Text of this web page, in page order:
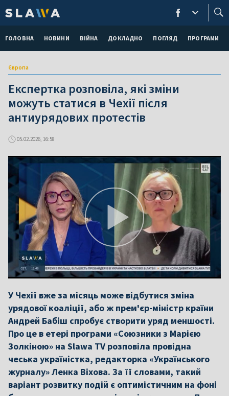
ГОЛОВНА НОВИНИ ВІЙНА ДОКЛАДНО ПОГЛЯД ПРОГРАМИ
Європа
Експертка розповіла, які зміни
можуть статися в Чехії після
антиурядових протестів
05.02.2026, 16:58
У Чехії вже за місяць може відбутися зміна
урядової коаліції, або ж прем'єр-міністр країни
Андрей Бабіш спробує створити уряд меншості.
Про це в етері програми «Союзники з Марією
Золкіною» на Slawa TV розповіла провідна
чеська україністка, редакторка «Українського
журналу» Ленка Віхова. За її словами, такий
варіант розвитку подій є оптимістичним на фоні